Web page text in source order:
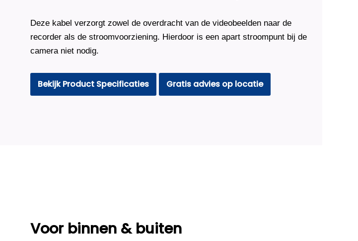
Deze kabel verzorgt zowel de overdracht van de videobeelden naar de
recorder als de stroomvoorziening. Hierdoor is een apart stroompunt bij de
camera niet nodig.
Bekijk Product Specificaties Gratis advies op locatie
Voor binnen & buiten